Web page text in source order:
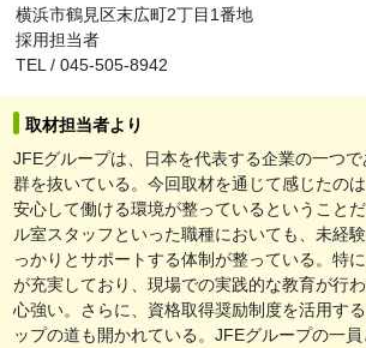
横浜市鶴見区末広町2丁目1番地
採用担当者
TEL / 045-505-8942
取材担当者より
JFEグループは、日本を代表する企業の一つ
群を抜いている。今回取材を通じて感じたの
安心して働ける環境が整っているということ
ル室スタッフといった職種においても、未経
っかりとサポートする体制が整っている。特
が充実しており、現場での実践的な教育が行
心強い。さらに、資格取得奨励制度を活用す
ップの道も開かれている。JFEグループの一員